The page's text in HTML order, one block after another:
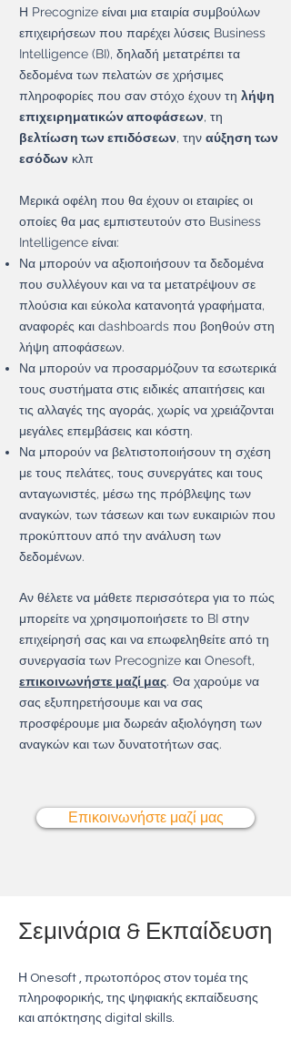
Η Precognize είναι μια εταιρία συμβούλων
επιχειρήσεων που παρέχει λύσεις Business
Intelligence (BI), δηλαδή μετατρέπει τα
δεδομένα των πελατών σε χρήσιμες
πληροφορίες που σαν στόχο έχουν τη λήψη
επιχειρηματικών αποφάσεων, τη
βελτίωση των επιδόσεων, την αύξηση των
εσόδων κλπ
Μερικά οφέλη που θα έχουν οι εταιρίες οι
οποίες θα μας εμπιστευτούν στο Business
Intelligence είναι:
Να μπορούν να αξιοποιήσουν τα δεδομένα
που συλλέγουν και να τα μετατρέψουν σε
πλούσια και εύκολα κατανοητά γραφήματα,
αναφορές και dashboards που βοηθούν στη
λήψη αποφάσεων.
Να μπορούν να προσαρμόζουν τα εσωτερικά
τους συστήματα στις ειδικές απαιτήσεις και
τις αλλαγές της αγοράς, χωρίς να χρειάζονται
μεγάλες επεμβάσεις και κόστη.
Να μπορούν να βελτιστοποιήσουν τη σχέση
με τους πελάτες, τους συνεργάτες και τους
ανταγωνιστές, μέσω της πρόβλεψης των
αναγκών, των τάσεων και των ευκαιριών που
προκύπτουν από την ανάλυση των
δεδομένων.
Αν θέλετε να μάθετε περισσότερα για το πώς
μπορείτε να χρησιμοποιήσετε το BI στην
επιχείρησή σας και να επωφεληθείτε από τη
συνεργασία των Precognize και Onesoft,
επικοινωνήστε μαζί μας. Θα χαρούμε να
σας εξυπηρετήσουμε και να σας
προσφέρουμε μια δωρεάν αξιολόγηση των
αναγκών και των δυνατοτήτων σας.
Επικοινωνήστε μαζί μας
Σεμινάρια & Εκπαίδευση
Η Onesoft , πρωτοπόρος στον τομέα της
πληροφορικής, της ψηφιακής εκπαίδευσης
και απόκτησης digital skills.